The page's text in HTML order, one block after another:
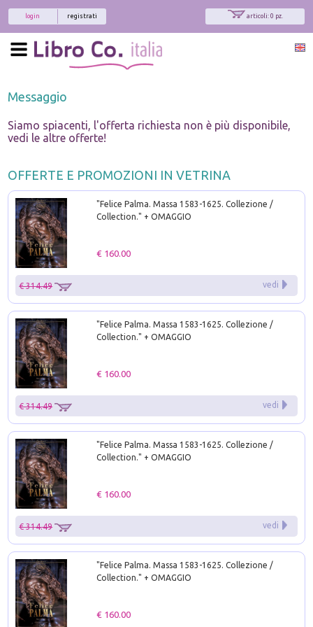
articoli: 0 pz.
registrati
login
Messaggio
Siamo spiacenti, l'offerta richiesta non è più disponibile,
vedi le altre offerte!
OFFERTE E PROMOZIONI IN VETRINA
"Felice Palma. Massa 1583-1625. Collezione /
Collection." + OMAGGIO
€ 160.00
vedi
€ 314.49
"Felice Palma. Massa 1583-1625. Collezione /
Collection." + OMAGGIO
€ 160.00
vedi
€ 314.49
"Felice Palma. Massa 1583-1625. Collezione /
Collection." + OMAGGIO
€ 160.00
vedi
€ 314.49
"Felice Palma. Massa 1583-1625. Collezione /
Collection." + OMAGGIO
€ 160.00